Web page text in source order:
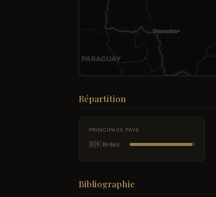
Répartition
PRINCIPAUX PAYS
🇧🇷 Brésil 1
Bibliographie